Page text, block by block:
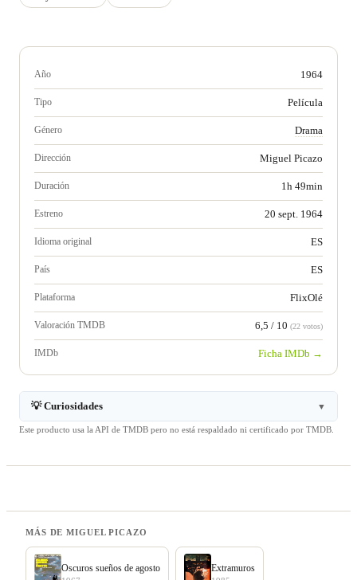
Año 1964
Tipo Película
Género Drama
Dirección Miguel Picazo
Duración 1h 49min
Estreno 20 sept. 1964
Idioma original ES
País ES
Plataforma FlixOlé
Valoración TMDB 6,5 / 10 (22 votos)
IMDb Ficha IMDb →
💡 Curiosidades ▼
Este producto usa la API de TMDB pero no está respaldado ni certificado por TMDB.
MÁS DE MIGUEL PICAZO
Oscuros sueños de agosto Extramuros